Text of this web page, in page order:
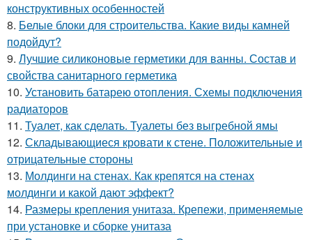
конструктивных особенностей
8. Белые блоки для строительства. Какие виды камней
подойдут?
9. Лучшие силиконовые герметики для ванны. Состав и
свойства санитарного герметика
10. Установить батарею отопления. Схемы подключения
радиаторов
11. Туалет, как сделать. Туалеты без выгребной ямы
12. Складывающиеся кровати к стене. Положительные и
отрицательные стороны
13. Молдинги на стенах. Как крепятся на стенах
молдинги и какой дают эффект?
14. Размеры крепления унитаза. Крепежи, применяемые
при установке и сборке унитаза